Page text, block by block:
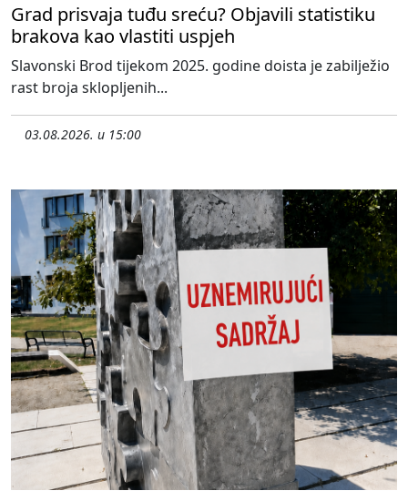
Grad prisvaja tuđu sreću? Objavili statistiku
brakova kao vlastiti uspjeh
Slavonski Brod tijekom 2025. godine doista je zabilježio
rast broja sklopljenih...
03.08.2026. u 15:00